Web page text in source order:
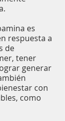
es
respuesta a
de
tener
generar
con
como